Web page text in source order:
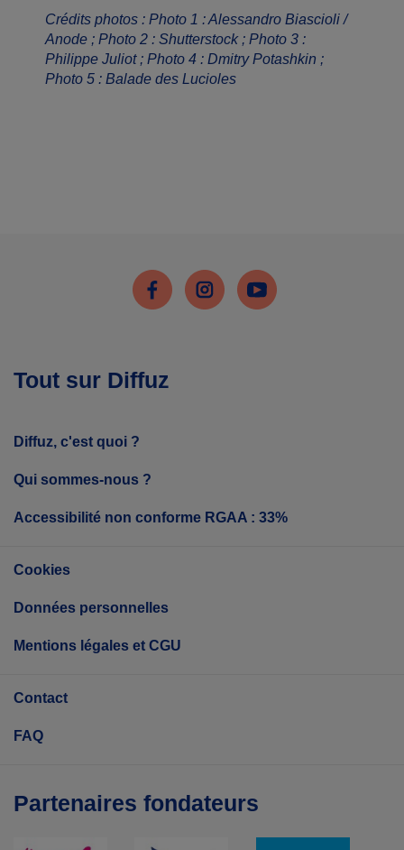
Crédits photos : Photo 1 : Alessandro Biascioli /
Anode ; Photo 2 : Shutterstock ; Photo 3 :
Philippe Juliot ; Photo 4 : Dmitry Potashkin ;
Photo 5 : Balade des Lucioles
FacebookInstagramYoutube
Tout sur Diffuz
Diffuz, c'est quoi ?
Qui sommes-nous ?
Accessibilité non conforme RGAA : 33%
Cookies
Données personnelles
Mentions légales et CGU
Contact
FAQ
Partenaires fondateurs